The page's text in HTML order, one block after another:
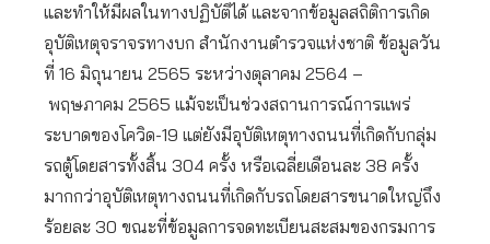
และทำให้มีผลในทางปฏิบัติได้ และจากข้อมูลสถิติการเกิด
อุบัติเหตุจราจรทางบก สํานักงานตํารวจแห่งชาติ ข้อมูลวัน
ที่ 16 มิถุนายน 2565 ระหว่างตุลาคม 2564 –
พฤษภาคม 2565 แม้จะเป็นช่วงสถานการณ์การแพร่
ระบาดของโควิด-19 แต่ยังมีอุบัติเหตุทางถนนที่เกิดกับกลุ่ม
รถตู้โดยสารทั้งสิ้น 304 ครั้ง หรือเฉลี่ยเดือนละ 38 ครั้ง
มากกว่าอุบัติเหตุทางถนนที่เกิดกับรถโดยสารขนาดใหญ่ถึง
ร้อยละ 30 ขณะที่ข้อมูลการจดทะเบียนสะสมของกรมการ